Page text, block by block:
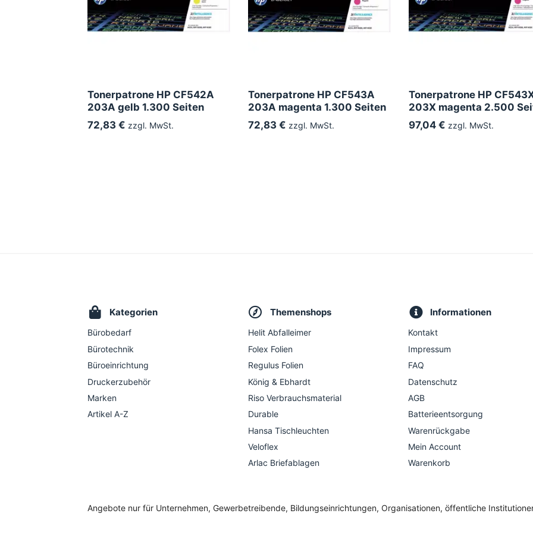
Tonerpatrone HP CF542A
203A gelb 1.300 Seiten
72,83 € zzgl. MwSt.
Tonerpatrone HP CF543A
203A magenta 1.300 Seiten
72,83 € zzgl. MwSt.
Tonerpatrone HP
203X magenta 2.500
97,04 € zzgl. MwSt.
Kategorien
Bürobedarf
Bürotechnik
Büroeinrichtung
Druckerzubehör
Marken
Artikel A-Z
Themenshops
Helit Abfalleimer
Folex Folien
Regulus Folien
König & Ebhardt
Riso Verbrauchsmaterial
Durable
Hansa Tischleuchten
Veloflex
Arlac Briefablagen
Informationen
Kontakt
Impressum
FAQ
Datenschutz
AGB
Batterieentsorgung
Warenrückgabe
Mein Account
Warenkorb
Angebote nur für Unternehmen, Gewerbetreibende, Bildungseinrichtungen, Organisationen, öffentliche